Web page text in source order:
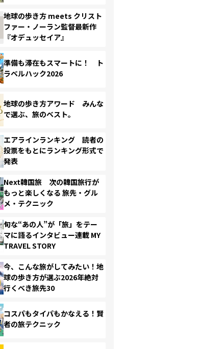
地球の歩き方 meets クリスト
ファー・ノーラン監督最新作
『オデュッセイア』
準備も滞在もスマートに！ ト
ラベルハック2026
地球の歩き方アワード みんな
で選ぶ、旅のベスト。
エアラインランキング 読者の
投票をもとにランキング形式で
発表
Next韓国旅 次の韓国旅行が
もっと楽しくなる 旅先・グル
メ・テクニック
旬な“あの人”が「旅」をテー
マに語るインタビュー連載 MY
TRAVEL STORY
今、こんな旅がしてみたい！地
球の歩き方が選ぶ2026年絶対
行くべき旅先30
コスパもタイパもかなえる！賢
者の旅テクニック